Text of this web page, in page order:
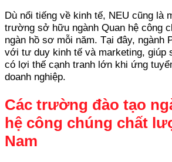
Dù nổi tiếng về kinh tế, NEU cũng là
trường sở hữu ngành Quan hệ công
ngàn hồ sơ mỗi năm. Tại đây, ngành
với tư duy kinh tế và marketing, giúp
có lợi thế cạnh tranh lớn khi ứng
doanh nghiệp.
Các trường đào tạo
hệ công chúng chất
Nam